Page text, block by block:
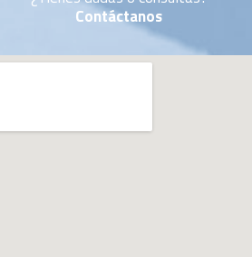
Contáctanos